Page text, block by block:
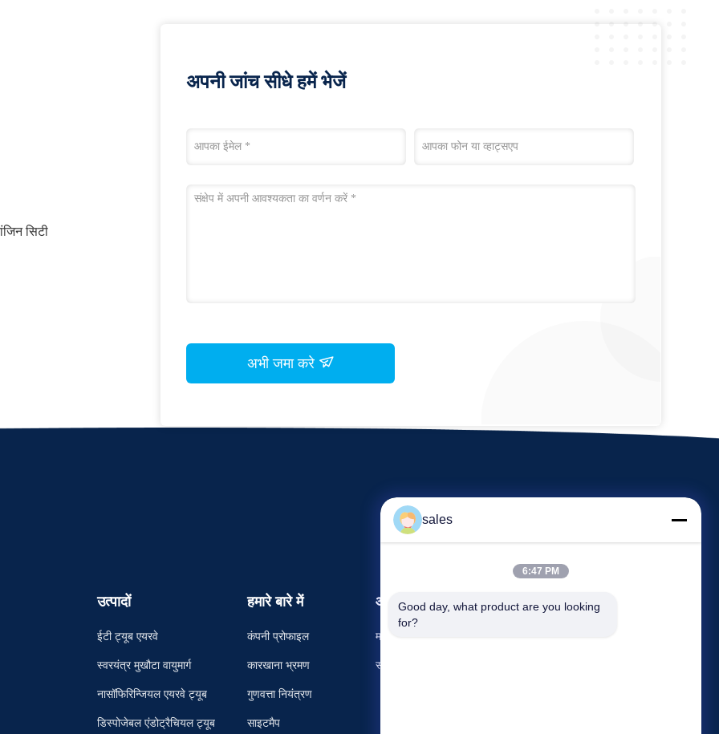
सिटी
अपनी जांच सीधे हमें भेजें
अभी जमा करे
उत्पादों
ईटी ट्यूब एयरवे
स्वरयंत्र मुखौटा वायुमार्ग
नासॉफिरिन्जियल एयरवे ट्यूब
डिस्पोजेबल एंडोट्रैचियल ट्यूब
हमारे बारे में
कंपनी प्रोफाइल
कारखाना भ्रमण
गुणवत्ता नियंत्रण
साइटमैप
आयोजन
मामलों
समाचार
अनुरोध कथन
sales
6:47 PM
Good day, what product are you looking
for?